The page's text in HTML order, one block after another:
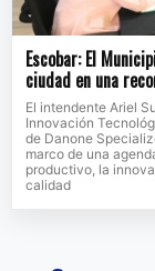
Escobar: El
ciudad en una
El intendente Ariel
Innovación
de Danone
marco de una
productivo, la
calidad